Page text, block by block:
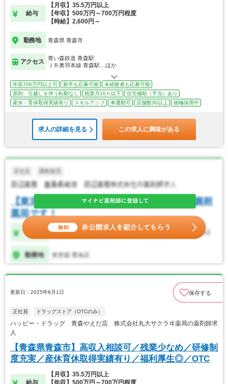
給与
【月収】35.5万円以上
【年収】500万円～700万円程度
【時給】2,600円～
勤務地 青森県 青森市
アクセス
青い森鉄道 青森駅
ＪＲ奥羽本線 青森駅…ほか
年収700万円以上可 新卒も応募可能
未経験者も応募可能
原則、引越しを伴う転勤なし
残業月10ｈ以下
住宅補助（手当）あり
産休・育休取得実績有り
スキルアップ 車通勤可 店舗数30以上 積極採用中
求人の詳細を見る この求人に興味がある
更新日：2025年8月1日 保存する
正社員 ドラッグストア（OTCのみ）
ハッピー・ドラッグ 青森やえだ店 株式会社丸大サクラヰ薬局の薬剤師求
人
【青森県青森市】高収入相談可／残業少なめ／研修制
度充実／産休育休取得実績有り／福利厚生◎／OTC
給与
【月収】35.5万円以上
【年収】500万円～700万円程度